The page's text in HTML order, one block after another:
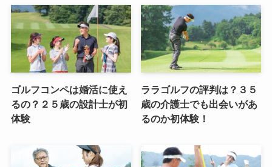
ゴルフコンペは婚活に使え
るの？２５歳の設計士が初
体験
ララゴルフの評判は？３５
歳の介護士でも出会いがあ
るのか初体験！